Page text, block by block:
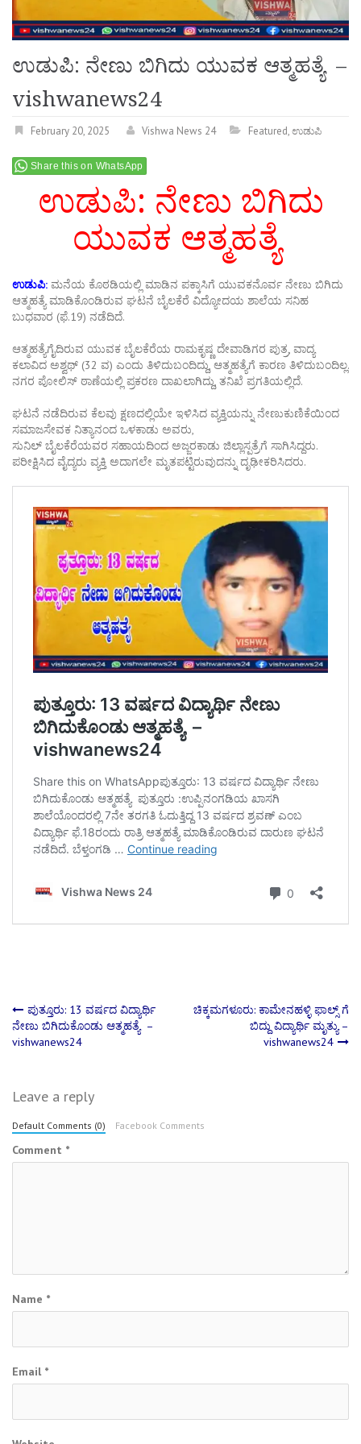
ಉಡುಪಿ: ನೇಣು ಬಿಗಿದು ಯುವಕ ಆತ್ಮಹತ್ಯೆ –
vishwanews24
February 20, 2025 Vishwa News 24 Featured,ಉಡುಪಿ
Share this on WhatsApp
ಉಡುಪಿ: ನೇಣು ಬಿಗಿದು
ಯುವಕ ಆತ್ಮಹತ್ಯೆ
ಉಡುಪಿ: ಮನೆಯ ಕೊಠಡಿಯಲ್ಲಿ ಮಾಡಿನ ಪಕ್ಕಾಸಿಗೆ ಯುವಕನೊರ್ವ ನೇಣು ಬಿಗಿದು
ಆತ್ಮಹತ್ಯೆ ಮಾಡಿಕೊಂಡಿರುವ ಘಟನೆ ಬೈಲಕೆರೆ ವಿದ್ಯೋದಯ ಶಾಲೆಯ ಸನಿಹ
ಬುಧವಾರ (ಫೆ.19) ನಡೆದಿದೆ.
ಆತ್ಮಹತ್ಯೆಗೈದಿರುವ ಯುವಕ ಬೈಲಕೆರೆಯ ರಾಮಕೃಷ್ಣ ದೇವಾಡಿಗರ ಪುತ್ರ, ವಾದ್ಯ
ಕಲಾವಿದ ಅಶ್ವಥ್ (32 ವ) ಎಂದು ತಿಳಿದುಬಂದಿದ್ದು, ಆತ್ಮಹತ್ಯೆಗೆ ಕಾರಣ ತಿಳಿದುಬಂದಿಲ್ಲ.
ನಗರ ಪೋಲಿಸ್ ಠಾಣೆಯಲ್ಲಿ ಪ್ರಕರಣ ದಾಖಲಾಗಿದ್ದು, ತನಿಖೆ ಪ್ರಗತಿಯಲ್ಲಿದೆ.
ಘಟನೆ ನಡೆದಿರುವ ಕೆಲವು ಕ್ಷಣದಲ್ಲಿಯೇ ಇಳಿಸಿದ ವ್ಯಕ್ತಿಯನ್ನು ನೇಣುಕುಣಿಕೆಯಿಂದ
ಸಮಾಜಸೇವಕ ನಿತ್ಯಾನಂದ ಒಳಕಾಡು ಅವರು,
ಸುನಿಲ್ ಬೈಲಕೆರೆಯವರ ಸಹಾಯದಿಂದ ಅಜ್ಜರಕಾಡು ಜಿಲ್ಲಾಸ್ಪತ್ರೆಗೆ ಸಾಗಿಸಿದ್ದರು.
ಪರೀಕ್ಷಿಸಿದ ವೈದ್ಯರು ವ್ಯಕ್ತಿ ಅದಾಗಲೇ ಮೃತಪಟ್ಟಿರುವುದನ್ನು ದೃಢೀಕರಿಸಿದರು.
Post
navigation
ಪುತ್ತೂರು: 13 ವರ್ಷದ ವಿದ್ಯಾರ್ಥಿ
ನೇಣು ಬಿಗಿದುಕೊಂಡು ಆತ್ಮಹತ್ಯೆ –
vishwanews24
ಚಿಕ್ಕಮಗಳೂರು: ಕಾಮೇನಹಳ್ಳಿ ಫಾಲ್ಸ್ ಗೆ
ಬಿದ್ದು ವಿದ್ಯಾರ್ಥಿ ಮೃತ್ಯು –
vishwanews24
Leave a reply
Default Comments (0) Facebook Comments
Comment *
Name *
Email *